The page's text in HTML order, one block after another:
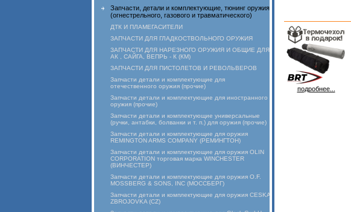
Запчасти, детали и комплектующие, тюнинг оружия
(огнестрельного, газового и травматического)
ДТК И ПЛАМЕГАСИТЕЛИ
ЗАПЧАСТИ ДЛЯ ГЛАДКОСТВОЛЬНОГО ОРУЖИЯ
ЗАПЧАСТИ ДЛЯ НАРЕЗНОГО ОРУЖИЯ И ОБЩИЕ ДЛЯ
АК , САЙГА, ВЕПРЬ - К (КМ)
ЗАПЧАСТИ ДЛЯ ПИСТОЛЕТОВ И РЕВОЛЬВЕРОВ
Запчасти детали и комплектующие для
отечественного оружия (прочие)
Запчасти детали и комплектующие для иностранного
оружия (прочие)
Запчасти детали и комплектующие универсальные
(ручки, антабки, болванки и т. п.) для оружия (прочие)
Запчасти детали и комплектующие для оружия
REMINGTON ARMS COMPANY (РЕМИНГТОН)
Запчасти детали и комплектующие для оружия OLIN
CORPORATION торговая марка WINCHESTER
(ВИНЧЕСТЕР)
Запчасти детали и комплектующие для оружия O.F.
MOSSBERG & SONS, INC (МОССБЕРГ)
Запчасти детали и комплектующие для оружия CESKA
ZBROJOVKA (CZ)
подробнее...